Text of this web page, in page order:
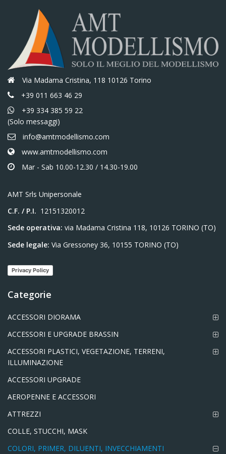
Via Madama Cristina, 118 10126 Torino
+39 011 663 46 29
+39 334 385 59 22
(Solo messaggi)
info@amtmodellismo.com
www.amtmodellismo.com
Mar - Sab 10.00-12.30 / 14.30-19.00
AMT Srls Unipersonale
C.F. / P.I. 12151320012
Sede operativa: via Madama Cristina 118, 10126 TORINO (TO)
Sede legale: Via Gressoney 36, 10155 TORINO (TO)
Privacy Policy
Categorie
ACCESSORI DIORAMA
ACCESSORI E UPGRADE BRASSIN
ACCESSORI PLASTICI, VEGETAZIONE, TERRENI,
ILLUMINAZIONE
ACCESSORI UPGRADE
AEROPENNE E ACCESSORI
ATTREZZI
COLLE, STUCCHI, MASK
COLORI, PRIMER, DILUENTI, INVECCHIAMENTI